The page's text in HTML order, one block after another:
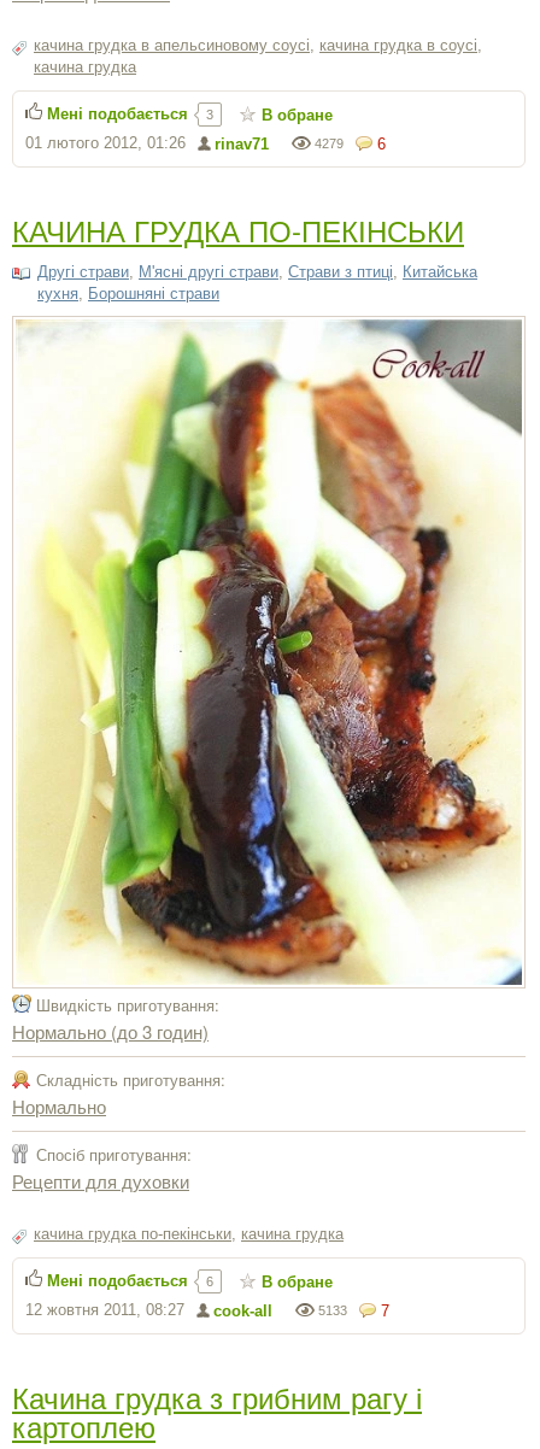
качина грудка в апельсиновому соусі, качина грудка в соусі,
качина грудка
6
4279
rinav71
01 лютого 2012, 01:26
Мені подобається 3 В обране
КАЧИНА ГРУДКА ПО-ПЕКІНСЬКИ
Другі страви, М'ясні другі страви, Страви з птиці, Китайська
кухня, Борошняні страви
Швидкість приготування:
Нормально (до 3 годин)
Складність приготування:
Нормально
Спосіб приготування:
Рецепти для духовки
качина грудка по-пекінськи, качина грудка
7
5133
cook-all
12 жовтня 2011, 08:27
Мені подобається 6 В обране
Качина грудка з грибним рагу і
картоплею